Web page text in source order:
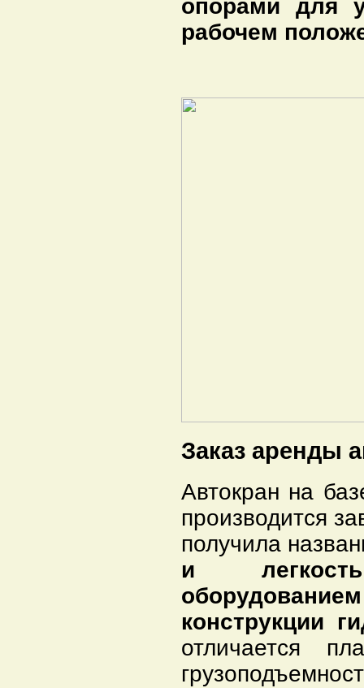
опорами для
рабочем
Заказ аренды
Автокран на
производится
получила
и
конструкции
отличается